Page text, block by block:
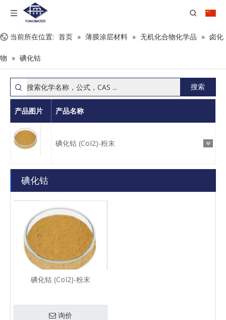
当前所在位置: 首页 » 薄膜涂层材料 » 无机化合物化学品 » 卤化
物 » 碘化钴
搜索
产品图片 产品名称
碘化钴 (CoI2)-粉末
碘化钴
碘化钴 (CoI2)-粉末
询价